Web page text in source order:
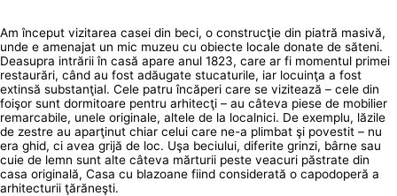
Am început vizitarea casei din beci, o construcţie din piatră masivă,
unde e amenajat un mic muzeu cu obiecte locale donate de săteni.
Deasupra intrării în casă apare anul 1823, care ar fi momentul primei
restaurări, când au fost adăugate stucaturile, iar locuinţa a fost
extinsă substanţial. Cele patru încăperi care se vizitează – cele din
foişor sunt dormitoare pentru arhitecţi – au câteva piese de mobilier
remarcabile, unele originale, altele de la localnici. De exemplu, lăzile
de zestre au aparţinut chiar celui care ne-a plimbat şi povestit – nu
era ghid, ci avea grijă de loc. Uşa beciului, diferite grinzi, bârne sau
cuie de lemn sunt alte câteva mărturii peste veacuri păstrate din
casa originală, Casa cu blazoane fiind considerată o capodoperă a
arhitecturii ţărăneşti.